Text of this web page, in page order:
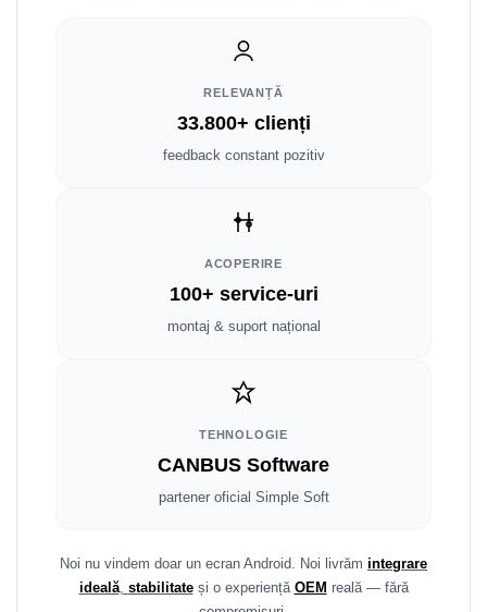
Navigații auto universale
RELEVANȚĂ
33.800+ clienți
feedback constant pozitiv
ACOPERIRE
100+ service-uri
montaj & suport național
TEHNOLOGIE
CANBUS Software
partener oficial Simple Soft
Noi nu vindem doar un ecran Android. Noi livrăm integrare
ideală, stabilitateși o experiență OEM reală — fără